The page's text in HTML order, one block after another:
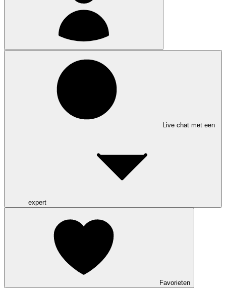
Live chat met een
expert
Favorieten